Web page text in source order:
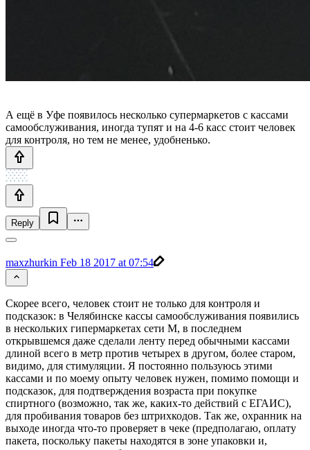
А ещё в Уфе появилось несколько супермаркетов с кассами
самообслуживания, иногда тупят и на 4-6 касс стоит человек
для контроля, но тем не менее, удобненько.
Reply
maxzhurkin Feb 18 2017 at 07:54
Скорее всего, человек стоит не только для контроля и
подсказок: в Челябинске кассы самообслуживания появились
в нескольких гипермаркетах сети М, в последнем
открывшемся даже сделали ленту перед обычными кассами
длиной всего в метр против четырех в другом, более старом,
видимо, для стимуляции. Я постоянно пользуюсь этими
кассами и по моему опыту человек нужен, помимо помощи и
подсказок, для подтверждения возраста при покупке
спиртного (возможно, так же, каких-то действий с ЕГАИС),
для пробивания товаров без штрихкодов. Так же, охранник на
выходе иногда что-то проверяет в чеке (предполагаю, оплату
пакета, поскольку пакеты находятся в зоне упаковки и,